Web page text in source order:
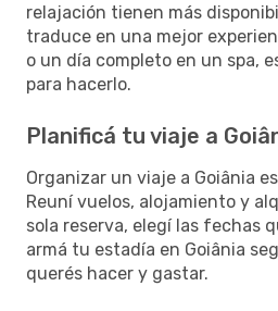
relajación tienen más
traduce en una mejor
o un día completo en un spa,
para hacerlo.
Planificá tu viaje a
Organizar un viaje a Goiânia
Reuní vuelos, alojamiento y
sola reserva, elegí las fechas
armá tu estadía en Goiânia
querés hacer y gastar.